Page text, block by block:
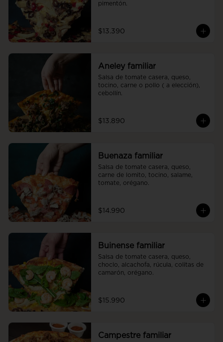
pimentón.
$13.390
Aneley familiar
Salsa de tomate casera, queso,
tocino, carne o pollo ( a elección),
cebollín.
$13.890
Buenaza familiar
Salsa de tomate casera, queso,
carne de lomito, tocino, salame,
tomate, orégano.
$14.990
Buinense familiar
Salsa de tomate casera, queso,
choclo, alcachofa, rúcula, colitas de
camarón, orégano.
$15.990
Campestre familiar